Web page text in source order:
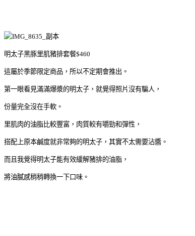
明太子黑豚里肌豬排套餐$460
這屬於季節限定商品，所以不定期會推出。
第一眼看見滿滿爆漿的明太子，就覺得照片沒有騙人，
份量完全沒在手軟。
里肌肉的油脂比較豐富，肉質較有嚼勁和彈性，
搭配上原本鹹度就非常夠的明太子，其實不太需要沾醬。
而且我覺得明太子能有效緩解豬排的油脂，
將油膩感稍稍轉換一下口味。